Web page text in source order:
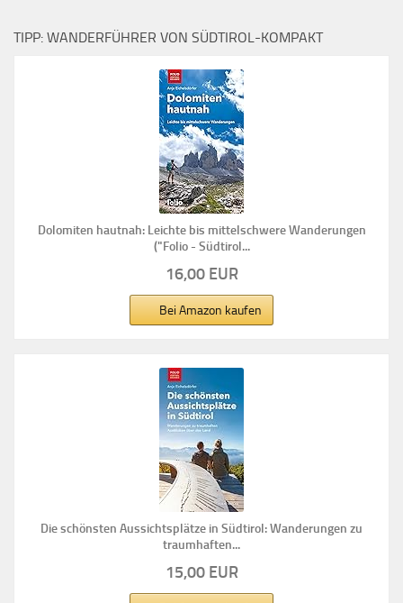
TIPP: WANDERFÜHRER VON SÜDTIROL-KOMPAKT
Dolomiten hautnah: Leichte bis mittelschwere Wanderungen
("Folio - Südtirol...
16,00 EUR
Bei Amazon kaufen
Die schönsten Aussichtsplätze in Südtirol: Wanderungen zu
traumhaften...
15,00 EUR